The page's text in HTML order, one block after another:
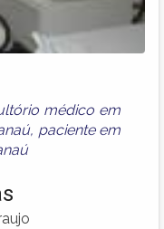
médico em
, paciente em